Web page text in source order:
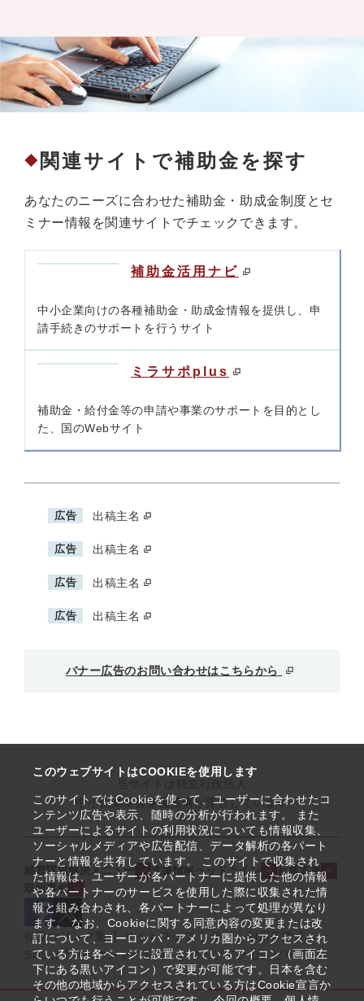
このウェブサイトはCOOKIEを使用します
このサイトではCookieを使って、ユーザーに合わせたコ
ンテンツ広告や表示、随時の分析が行われます。 また
ユーザーによるサイトの利用状況についても情報収集、
ソーシャルメディアや広告配信、データ解析の各パート
ナーと情報を共有しています。 このサイトで収集され
た情報は、ユーザーが各パートナーに提供した他の情報
や各パートナーのサービスを使用した際に収集された情
報と組み合わされ、各パートナーによって処理が異なり
ます。 なお、Cookieに関する同意内容の変更または改
訂について、ヨーロッパ・アメリカ圏からアクセスされ
ている方は各ページに設置されているアイコン（画面左
下にある黒いアイコン）で変更が可能です。日本を含む
その他の地域からアクセスされている方はCookie宣言か
◆ 関連サイトで補助金を探す
あなたのニーズに合わせた補助金・助成金制度とセ
ミナー情報を関連サイトでチェックできます。
補助金活用ナビ
中小企業向けの各種補助金・助成金情報を提供し、申
請手続きのサポートを行うサイト
ミラサポplus
補助金・給付金等の申請や事業のサポートを目的とし
た、国のWebサイト
広告 出稿主名
広告 出稿主名
広告 出稿主名
広告 出稿主名
バナー広告のお問い合わせはこちらから
中小企業基盤整備機構が運営しています
経営課題解決メニュー 支援情報ヘッドライン
起業支援
取組事例
役立つリンク集 サイトマップ
サイト利用条件
SNS公式アカウント一覧
ウェブアクセシビリティ